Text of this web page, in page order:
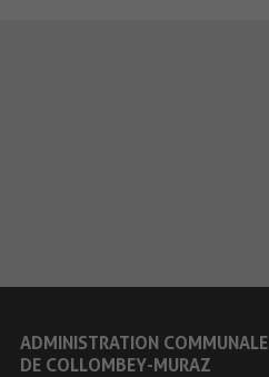
ADMINISTRATION COMMUNALE
DE COLLOMBEY-MURAZ